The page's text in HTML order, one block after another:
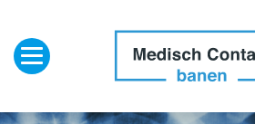
Toggle navigation